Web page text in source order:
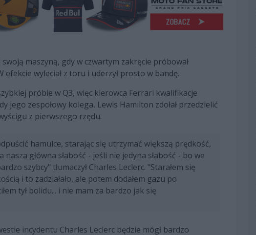
maszyną, gdy w czwartym zakręcie próbował
wyleciał z toru i uderzył prosto w bandę.
próbie w Q3, więc kierowca Ferrari kwalifikacje
jego zespołowy kolega, Lewis Hamilton zdołał przedzielić
z pierwszego rzędu.
hamulce, starając się utrzymać większą prędkość,
nasza główna słabość - jeśli nie jedyna słabość - bo we
szybcy" tłumaczył Charles Leclerc. "Starałem się
i to zadziałało, ale potem dodałem gazu po
tył bolidu... i nie mam za bardzo jak się
incydentu Charles Leclerc będzie mógł bardzo